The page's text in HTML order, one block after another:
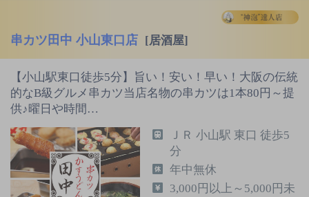
串カツ田中 小山東口店 [居酒屋]
【小山駅東口徒歩5分】旨い！安い！早い！大阪の伝統
的なB級グルメ串カツ当店名物の串カツは1本80円～提
供♪曜日や時間…
ＪＲ 小山駅 東口 徒歩5
分
年中無休
3,000円以上～5,000円未